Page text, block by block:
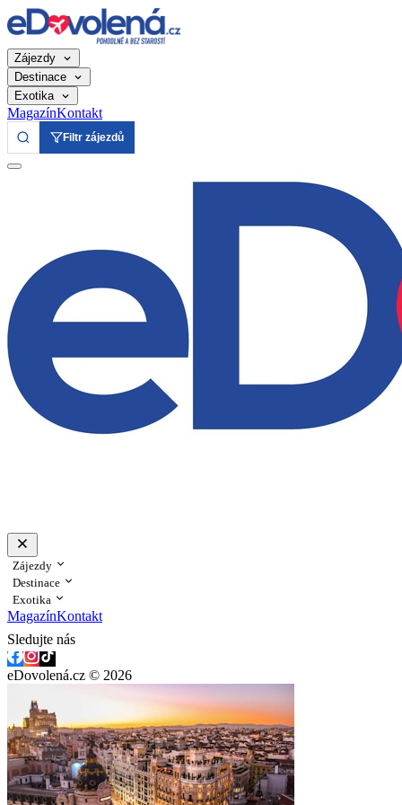
Zájezdy
Destinace
Exotika
MagazínKontakt
Filtr zájezdů
Zájezdy
Destinace
Exotika
MagazínKontakt
Sledujte nás
eDovolená.cz © 2026